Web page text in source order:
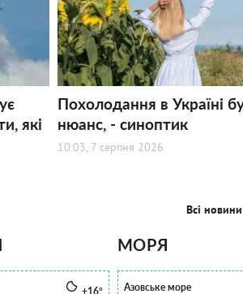
які
Похолодання в Україні
нюанс, - синоптик
10:03, 7 серпня 2026
Всі
+16°
МОРЯ
Азовське море